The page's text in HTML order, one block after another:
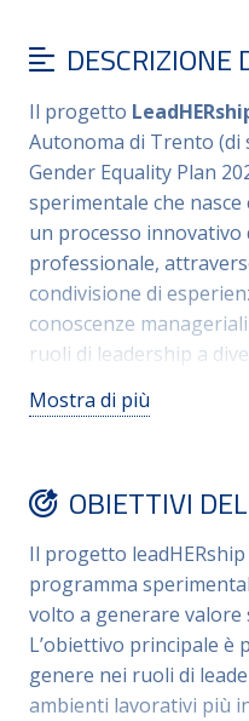
DESCRIZIONE
Il progetto
Autonoma di Trento (di
Gender Equality Plan
sperimentale che
un processo innovativo
professionale,
condivisione di
conoscenze
ruoli di leadership a
sulla creazione di
percorso di sviluppo
generare valore
leadership inclusiva e
comprende
supervisioni (circa 30
mentee) distribuiti tra
Mostra di più
OBIETTIVI
Il progetto leadHERship
programma
volto a generare valore
L’obiettivo principale è
genere nei ruoli di
ambienti lavorativi più